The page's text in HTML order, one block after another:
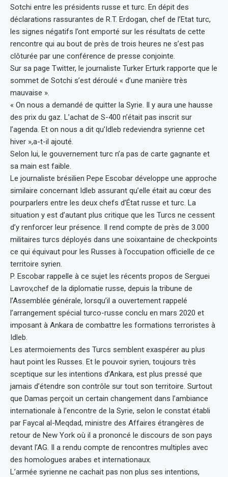
Sotchi entre les présidents russe et turc. En dépit des
déclarations rassurantes de R.T. Erdogan, chef de l’Etat turc,
les signes négatifs l’ont emporté sur les résultats de cette
rencontre qui au bout de près de trois heures ne s’est pas
clôturée par une conférence de presse conjointe.
Sur sa page Twitter, le journaliste Turker Erturk rapporte que le
sommet de Sotchi s’est déroulé « d’une manière très
mauvaise ».
« On nous a demandé de quitter la Syrie. Il y aura une hausse
des prix du gaz. L’achat de S-400 n’était pas inscrit sur
l’agenda. Et on nous a dit qu’Idleb redeviendra syrienne cet
hiver »,a-t-il ajouté.
Selon lui, le gouvernement turc n’a pas de carte gagnante et
sa main est faible.
Le journaliste brésilien Pepe Escobar développe une approche
similaire concernant Idleb assurant qu’elle était au cœur des
pourparlers entre les deux chefs d’État russe et turc. La
situation y est d’autant plus critique que les Turcs ne cessent
d’y renforcer leur présence. Il rend compte de près de 3.000
militaires turcs déployés dans une soixantaine de checkpoints
ce qui équivaut pour les Russes à l’occupation officielle de ce
territoire syrien.
P. Escobar rappelle à ce sujet les récents propos de Serguei
Lavrov,chef de la diplomatie russe, depuis la tribune de
l’Assemblée générale, lorsqu’il a ouvertement rappelé
l’arrangement spécial turco-russe conclu en mars 2020 et
imposant à Ankara de combattre les formations terroristes à
Idleb.
Les atermoiements des Turcs semblent exaspérer au plus
haut point les Russes. Et le pouvoir syrien, toujours très
sceptique sur les intentions d’Ankara, est plus pressé que
jamais d’étendre son contrôle sur tout son territoire. Surtout
que Damas perçoit un certain changement dans l’ambiance
internationale à l’encontre de la Syrie, selon le constat établi
par Faycal al-Meqdad, ministre des Affaires étrangères de
retour de New York où il a prononcé le discours de son pays
devant l’AG. Il a rendu compte de rencontres multiples avec
des homologues arabes et internationaux.
L’armée syrienne ne cachait pas non plus ses intentions,